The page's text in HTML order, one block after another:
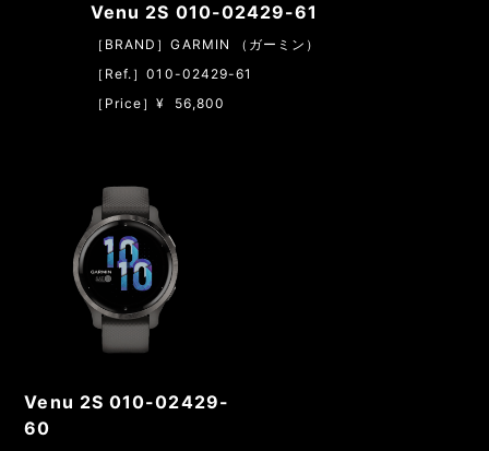
Venu 2S 010-02429-61
［BRAND］GARMIN （ガーミン）
［Ref.］010-02429-61
［Price］¥ 56,800
Venu 2S 010-02429-
60